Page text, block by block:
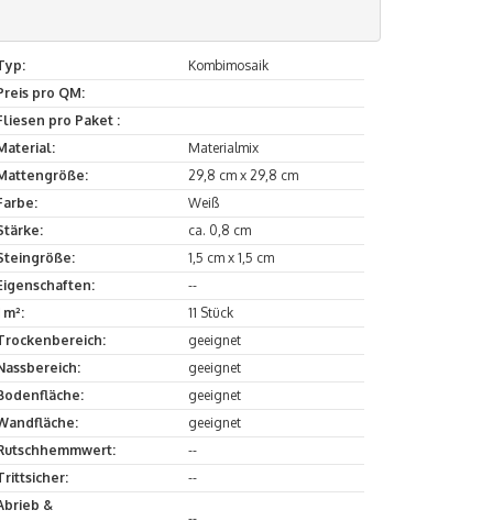
Kombimosaik
pro QM:
pro Paket :
Materialmix
29,8 cm x 29,8 cm
Weiß
ca. 0,8 cm
1,5 cm x 1,5 cm
--
m²:
11 Stück
geeignet
geeignet
geeignet
geeignet
--
--
&